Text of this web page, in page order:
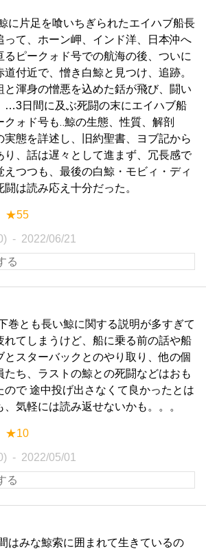
に片足を喰いちぎられたエイハブ船長
って、ホーン岬、インド洋、日本沖へ
るピークォド号での航海の後、ついに
道付近で、憎き白鯨と見つけ、追跡。
と渾身の憎悪を込めた銛が飛び、闘い
…3日間に及ぶ死闘の末にエイハブ船
ォド号も‥鯨の生態、性質、解剖
実態を詳述し、旧約聖書、ヨブ記から
り、話は遅々として進まず、冗長感で
えつつも、最後の白鯨・モビィ・ディ
闘は読み応え十分だった。
★55
2022/06/21
下巻とも長い鯨に関する説明が多すぎて
れてしまうけど、船に乗る前の話や船
とスターバックとのやり取り、他の個
たち、ラストの鯨との死闘などはおも
ので 途中投げ出さなくて良かったとは
、気軽には読み返せないかも。。。
★10
2022/05/01
はみな鯨索に囲まれて生きているの